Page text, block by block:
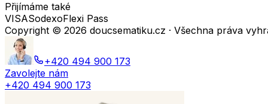
Přijímáme také
VISASodexoFlexi Pass
Copyright © 2026 doucsematiku.cz · Všechna práva
+420 494 900 173
Zavolejte nám
+420 494 900 173